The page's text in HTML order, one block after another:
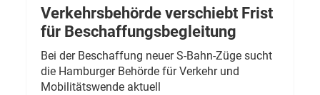
Verkehrsbehörde verschiebt Frist
für Beschaffungsbegleitung
Bei der Beschaffung neuer S-Bahn-Züge sucht
die Hamburger Behörde für Verkehr und
Mobilitätswende aktuell